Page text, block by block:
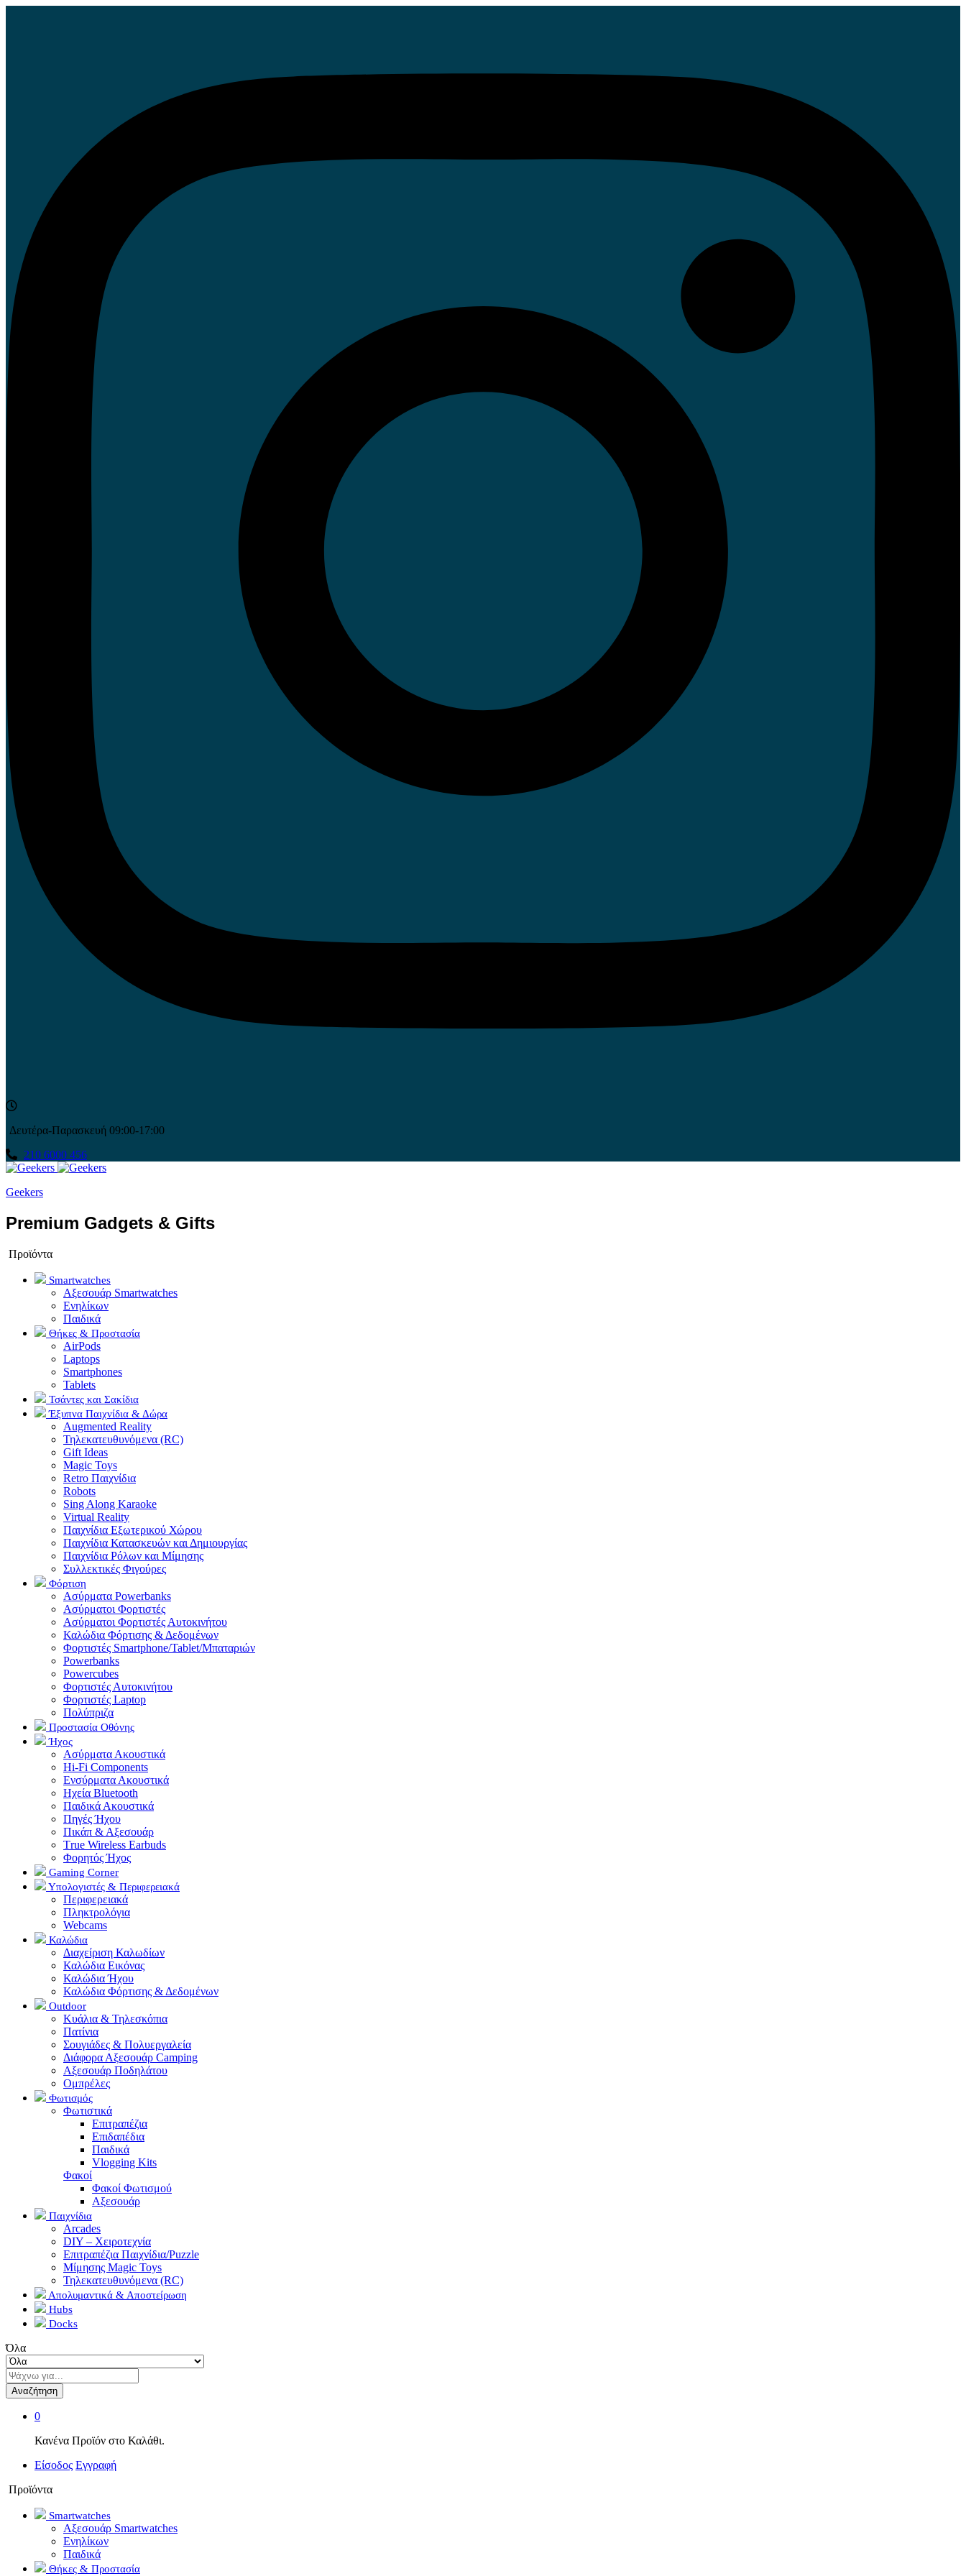
Δευτέρα-Παρασκευή 09:00-17:00
210 6000 456
Geekers
Premium Gadgets & Gifts
Προϊόντα
Smartwatches
Αξεσουάρ Smartwatches
Ενηλίκων
Παιδικά
Θήκες & Προστασία
AirPods
Laptops
Smartphones
Tablets
Τσάντες και Σακίδια
Έξυπνα Παιχνίδια & Δώρα
Augmented Reality
Τηλεκατευθυνόμενα (RC)
Gift Ideas
Magic Toys
Retro Παιχνίδια
Robots
Sing Along Karaoke
Virtual Reality
Παιχνίδια Εξωτερικού Χώρου
Παιχνίδια Κατασκευών και Δημιουργίας
Παιχνίδια Ρόλων και Μίμησης
Συλλεκτικές Φιγούρες
Φόρτιση
Ασύρματα Powerbanks
Aσύρματοι Φορτιστές
Ασύρματοι Φορτιστές Αυτοκινήτου
Καλώδια Φόρτισης & Δεδομένων
Φορτιστές Smartphone/Tablet/Μπαταριών
Powerbanks
Powercubes
Φορτιστές Αυτοκινήτου
Φορτιστές Laptop
Πολύπριζα
Προστασία Οθόνης
Ήχος
Ασύρματα Ακουστικά
Hi-Fi Components
Ενσύρματα Ακουστικά
Ηχεία Bluetooth
Παιδικά Ακουστικά
Πηγές Ήχου
Πικάπ & Αξεσουάρ
Τrue Wireless Earbuds
Φορητός Ήχος
Gaming Corner
Υπολογιστές & Περιφερειακά
Περιφερειακά
Πληκτρολόγια
Webcams
Καλώδια
Διαχείριση Καλωδίων
Καλώδια Εικόνας
Καλώδια Ήχου
Καλώδια Φόρτισης & Δεδομένων
Outdoor
Κυάλια & Τηλεσκόπια
Πατίνια
Σουγιάδες & Πολυεργαλεία
Διάφορα Αξεσουάρ Camping
Αξεσουάρ Ποδηλάτου
Ομπρέλες
Φωτισμός
Φωτιστικά
Επιτραπέζια
Επιδαπέδια
Παιδικά
Vlogging Kits
Φακοί
Φακοί Φωτισμού
Αξεσουάρ
Παιχνίδια
Arcades
DIY – Χειροτεχνία
Επιτραπέζια Παιχνίδια/Puzzle
Μίμησης Magic Toys
Τηλεκατευθυνόμενα (RC)
Απολυμαντικά & Αποστείρωση
Hubs
Docks
Όλα
Αναζήτηση
0
Κανένα Προϊόν στο Καλάθι.
Είσοδος Εγγραφή
Προϊόντα
Smartwatches
Αξεσουάρ Smartwatches
Ενηλίκων
Παιδικά
Θήκες & Προστασία